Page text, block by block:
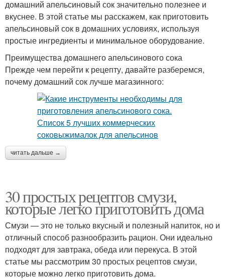
домашний апельсиновый сок значительно полезнее и
вкуснее. В этой статье мы расскажем, как приготовить
апельсиновый сок в домашних условиях, используя
простые ингредиенты и минимальное оборудование.
Преимущества домашнего апельсинового сока
Прежде чем перейти к рецепту, давайте разберемся,
почему домашний сок лучше магазинного:
читать дальше →
30 простых рецептов смузи,
которые легко приготовить дома
Смузи — это не только вкусный и полезный напиток, но и
отличный способ разнообразить рацион. Они идеально
подходят для завтрака, обеда или перекуса. В этой
статье мы рассмотрим 30 простых рецептов смузи,
которые можно легко приготовить дома.